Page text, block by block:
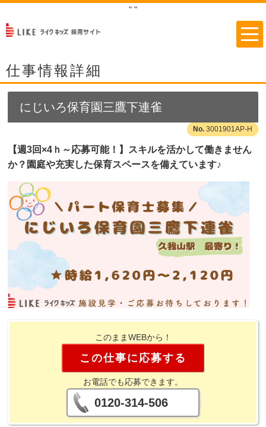
" "
仕事情報詳細
にじいろ保育園三鷹下連雀
3001901AP-H
【週3回×4ｈ～応募可能！】スキルを活かして働きません
か？園庭や充実した保育スペースを備えています♪
このままWEBから！
この仕事に応募する
お電話でも応募できます。
0120-314-506